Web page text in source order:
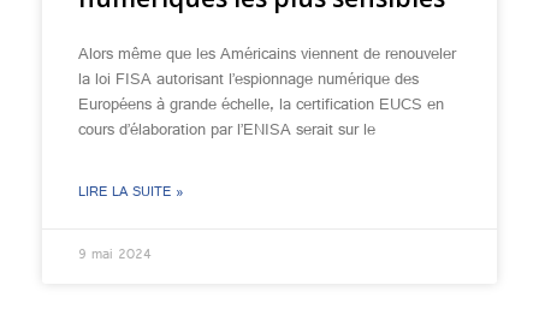
Alors même que les Américains viennent de renouveler
la loi FISA autorisant l’espionnage numérique des
Européens à grande échelle, la certification EUCS en
cours d’élaboration par l’ENISA serait sur le
LIRE LA SUITE »
9 mai 2024